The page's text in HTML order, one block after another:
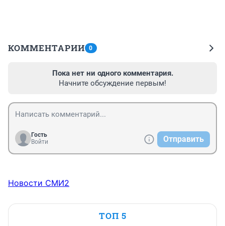
КОММЕНТАРИИ 0
Пока нет ни одного комментария.
Начните обсуждение первым!
Гость
Войти
Отправить
Новости СМИ2
ТОП 5